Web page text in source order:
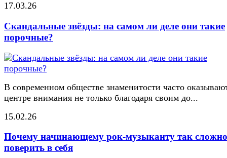
17.03.26
Скандальные звёзды: на самом ли деле они такие
порочные?
В современном обществе знаменитости часто
центре внимания не только благодаря своим до...
15.02.26
Почему начинающему рок-музыканту так сложно
поверить в себя